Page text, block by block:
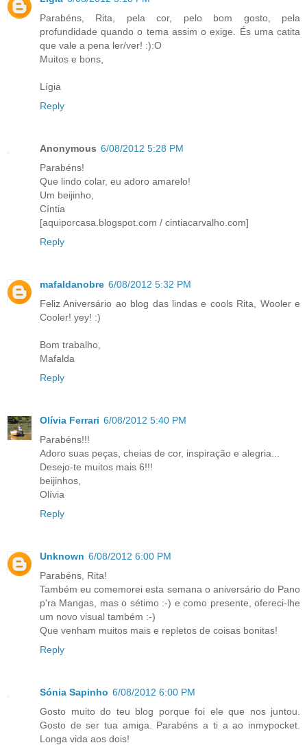
Parabéns, Rita, pela cor, pelo bom gosto, pela
profundidade quando o tema assim o exige. És uma catita
que vale a pena ler/ver! :):O
Muitos e bons,
Lígia
Reply
Anonymous 6/08/2012 5:28 PM
Parabéns!
Que lindo colar, eu adoro amarelo!
Um beijinho,
Cíntia
[aquiporcasa.blogspot.com / cintiacarvalho.com]
Reply
mafaldanobre 6/08/2012 5:32 PM
Feliz Aniversário ao blog das lindas e cools Rita, Wooler e
Cooler! yey! :)
Bom trabalho,
Mafalda
Reply
Olívia Ferrari 6/08/2012 5:40 PM
Parabéns!!!
Adoro suas peças, cheias de cor, inspiração e alegria...
Desejo-te muitos mais 6!!!
beijinhos,
Olívia
Reply
Unknown 6/08/2012 6:00 PM
Parabéns, Rita!
Também eu comemorei esta semana o aniversário do Pano
p'ra Mangas, mas o sétimo :-) e como presente, ofereci-lhe
um novo visual também :-)
Que venham muitos mais e repletos de coisas bonitas!
Reply
Sónia Sapinho 6/08/2012 6:00 PM
Gosto muito do teu blog porque foi ele que nos juntou.
Gosto de ser tua amiga. Parabéns a ti a ao inmypocket.
Longa vida aos dois!